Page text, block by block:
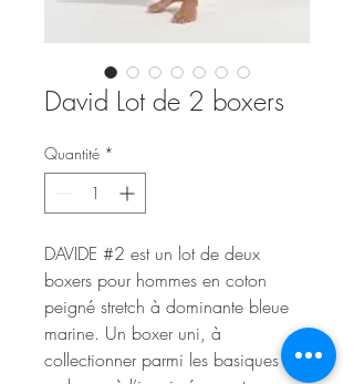
David Lot de 2 boxers
Quantité *
DAVIDE #2 est un lot de deux
boxers pour hommes en coton
peigné stretch à dominante bleue
marine. Un boxer uni, à
collectionner parmi les basiques et